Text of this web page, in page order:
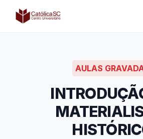
Católica SC | Experts
AULAS